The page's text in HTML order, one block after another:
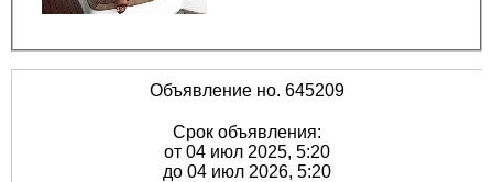
Объявление но. 645209
Срок объявления:
от 04 июл 2025, 5:20
до 04 июл 2026, 5:20